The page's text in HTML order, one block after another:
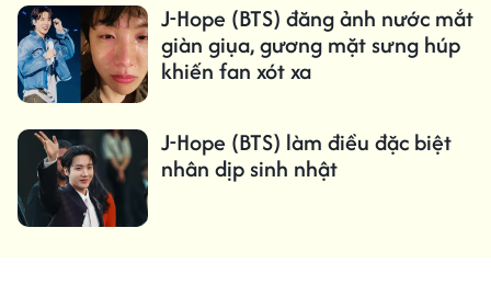
J-Hope (BTS) đăng ảnh nước mắt
giàn giụa, gương mặt sưng húp
khiến fan xót xa
J-Hope (BTS) làm điều đặc biệt
nhân dịp sinh nhật